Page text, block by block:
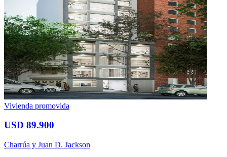
Vivienda promovida
USD 89.900
Charrúa y Juan D. Jackson